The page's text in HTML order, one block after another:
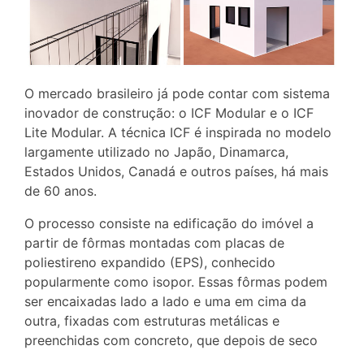
O mercado brasileiro já pode contar com sistema
inovador de construção: o ICF Modular e o ICF
Lite Modular. A técnica ICF é inspirada no modelo
largamente utilizado no Japão, Dinamarca,
Estados Unidos, Canadá e outros países, há mais
de 60 anos.
O processo consiste na edificação do imóvel a
partir de fôrmas montadas com placas de
poliestireno expandido (EPS), conhecido
popularmente como isopor. Essas fôrmas podem
ser encaixadas lado a lado e uma em cima da
outra, fixadas com estruturas metálicas e
preenchidas com concreto, que depois de seco